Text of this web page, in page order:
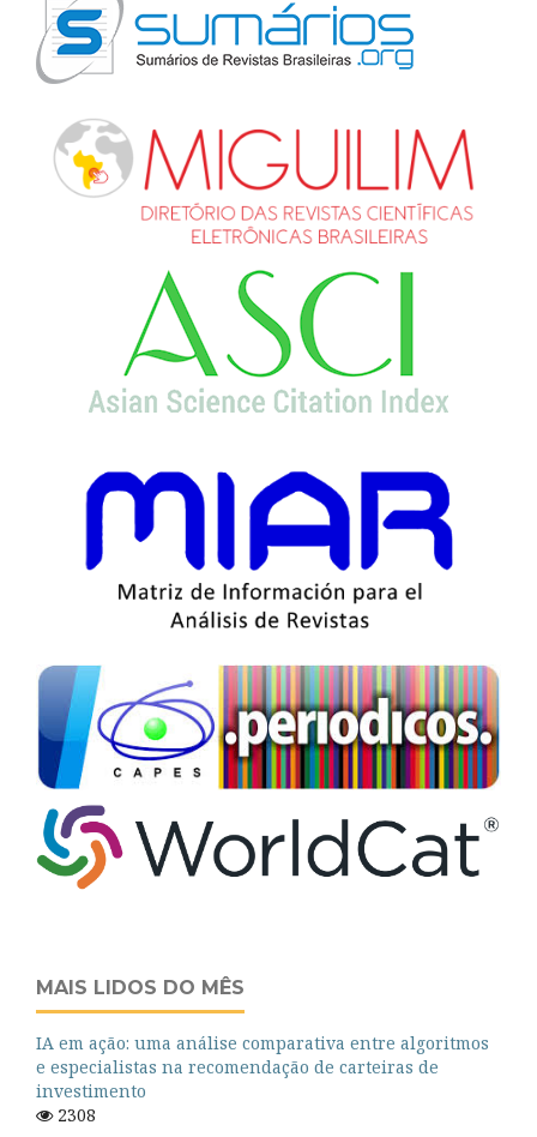
MAIS LIDOS DO MÊS
IA em ação: uma análise comparativa entre algoritmos
e especialistas na recomendação de carteiras de
investimento
2308